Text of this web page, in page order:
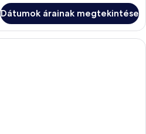
Dátumok árainak megtekintése
Egy modern szállodai szoba,